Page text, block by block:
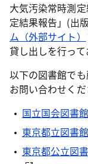
大気汚染常時測
定結果報告」(出
ム（外部サイト）
貸し出しを行って
以下の図書館で
お問い合わせくだ
国立国会図書
東京都立図書
東京都公立図